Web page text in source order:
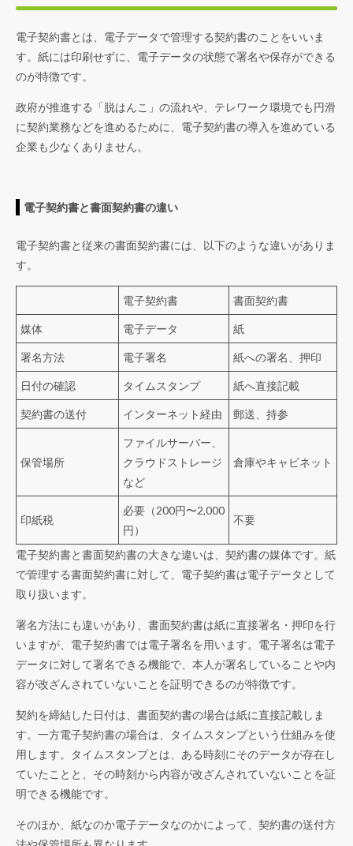
電子契約書とは、電子データで管理する契約書のことをいいま
す。紙には印刷せずに、電子データの状態で署名や保存ができる
のが特徴です。
政府が推進する「脱はんこ」の流れや、テレワーク環境でも円滑
に契約業務などを進めるために、電子契約書の導入を進めている
企業も少なくありません。
電子契約書と書面契約書の違い
電子契約書と従来の書面契約書には、以下のような違いがありま
す。
電子契約書 書面契約書
媒体 電子データ 紙
署名方法 電子署名 紙への署名、押印
日付の確認 タイムスタンプ 紙へ直接記載
契約書の送付 インターネット経由 郵送、持参
保管場所
ファイルサーバー、
クラウドストレージ
など
倉庫やキャビネット
印紙税
必要（200円〜2,000
円）
不要
電子契約書と書面契約書の大きな違いは、契約書の媒体です。紙
で管理する書面契約書に対して、電子契約書は電子データとして
取り扱います。
署名方法にも違いがあり、書面契約書は紙に直接署名・押印を行
いますが、電子契約書では電子署名を用います。電子署名は電子
データに対して署名できる機能で、本人が署名していることや内
容が改ざんされていないことを証明できるのが特徴です。
契約を締結した日付は、書面契約書の場合は紙に直接記載しま
す。一方電子契約書の場合は、タイムスタンプという仕組みを使
用します。タイムスタンプとは、ある時刻にそのデータが存在し
ていたことと、その時刻から内容が改ざんされていないことを証
明できる機能です。
そのほか、紙なのか電子データなのかによって、契約書の送付方